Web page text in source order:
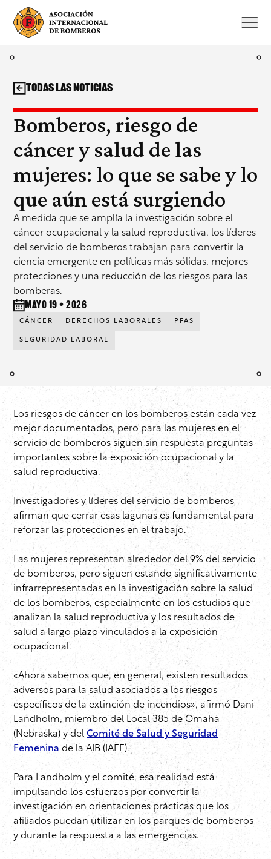
Saltar
contenido
Bomberos, riesgo de
cáncer y salud de las
mujeres: lo que se sabe y lo
que aún está surgiendo
A medida que se amplía la investigación sobre el
cáncer ocupacional y la salud reproductiva, los líderes
del servicio de bomberos trabajan para convertir la
ciencia emergente en políticas más sólidas, mejores
protecciones y una reducción de los riesgos para las
bomberas.
mayo 19 • 2026
CÁNCER DERECHOS LABORALES PFAS
SEGURIDAD LABORAL
Todas las noticias
Los riesgos de cáncer en los bomberos están cada vez
mejor documentados, pero para las mujeres en el
servicio de bomberos siguen sin respuesta preguntas
importantes sobre la exposición ocupacional y la
salud reproductiva.
Investigadores y líderes del servicio de bomberos
afirman que cerrar esas lagunas es fundamental para
reforzar las protecciones en el trabajo.
Las mujeres representan alrededor del 9% del servicio
de bomberos, pero siguen estando significativamente
infrarrepresentadas en la investigación sobre la salud
de los bomberos, especialmente en los estudios que
analizan la salud reproductiva y los resultados de
salud a largo plazo vinculados a la exposición
ocupacional.
«Ahora sabemos que, en general, existen resultados
adversos para la salud asociados a los riesgos
específicos de la extinción de incendios», afirmó Dani
Landholm, miembro del Local 385 de Omaha
(Nebraska) y del Comité de Salud y Seguridad
Femenina de la AIB (IAFF).
Para Landholm y el comité, esa realidad está
impulsando los esfuerzos por convertir la
investigación en orientaciones prácticas que los
afiliados puedan utilizar en los parques de bomberos
y durante la respuesta a las emergencias.